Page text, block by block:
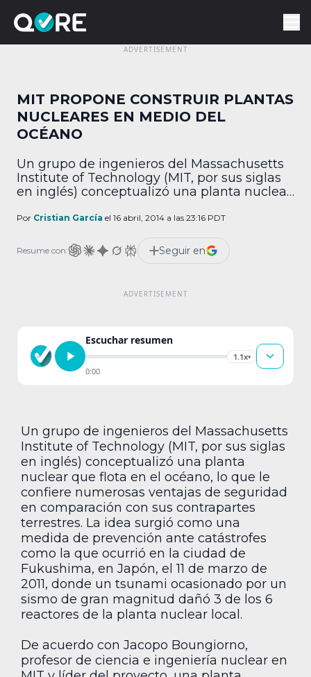
MIT PROPONE CONSTRUIR PLANTAS
NUCLEARES EN MEDIO DEL
OCÉANO
Un grupo de ingenieros del Massachusetts
Institute of Technology (MIT, por sus siglas
en inglés) conceptualizó una planta nuclear
numerosas ventajas de seguridad en
terrestres. La idea surgió como una medida
de prevención ante catástrofes como la que
Por Cristian García el 16 abril, 2014 a las 23:16 PDT
Resume con: Seguir en
Escuchar resumen
1.1x▾
0:00
Un grupo de ingenieros del Massachusetts
Institute of Technology (MIT, por sus siglas
en inglés) conceptualizó una planta
nuclear que flota en el océano, lo que le
confiere numerosas ventajas de seguridad
en comparación con sus contrapartes
terrestres. La idea surgió como una
medida de prevención ante catástrofes
como la que ocurrió en la ciudad de
Fukushima, en Japón, el 11 de marzo de
2011, donde un tsunami ocasionado por un
sismo de gran magnitud dañó 3 de los 6
reactores de la planta nuclear local.
De acuerdo con Jacopo Boungiorno,
profesor de ciencia e ingeniería nuclear en